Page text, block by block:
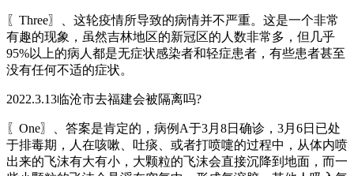
〖Three〗、这轮疫情所导致的病情并不严重。这是一个非常
有趣的现象，虽然吉林地区的新冠区的人数非常多，但几乎
95%以上的病人都是无症状感染者和轻症患者，有些患者甚至
没有任何不适的症状。
2022.3.13临沧市去福建会被隔离吗?
〖One〗、答案是肯定的，病例A于3月8日确诊，3月6日已处
于排毒期，人在咳嗽、吐痰、或者打喷嚏的过程中，从体内喷
出来的飞沫有大有小，大颗粒的飞沫会直接沉降到地面，而一